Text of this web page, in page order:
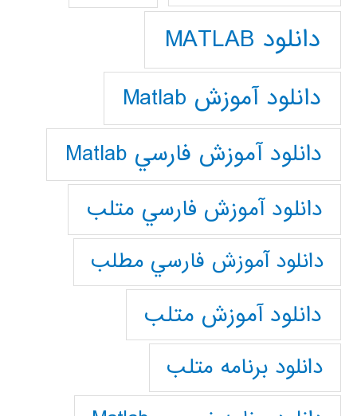
دانلود MATLAB
دانلود آموزش Matlab
دانلود آموزش فارسي Matlab
دانلود آموزش فارسي متلب
دانلود آموزش فارسي مطلب
دانلود آموزش متلب
دانلود برنامه متلب